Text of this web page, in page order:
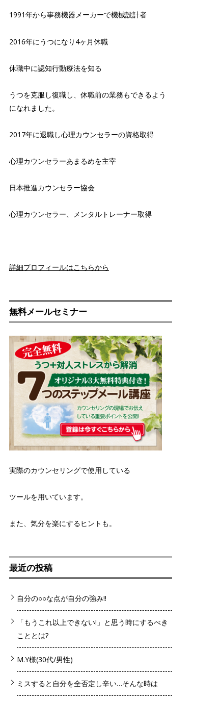
1991年から事務機器メーカーで機械設計者
2016年にうつになり4ヶ月休職
休職中に認知行動療法を知る
うつを克服し復職し、休職前の業務もできるよう
になれました。
2017年に退職し心理カウンセラーの資格取得
心理カウンセラーあまるめを主宰
日本推進カウンセラー協会
心理カウンセラー、メンタルトレーナー取得
詳細プロフィールはこちらから
無料メールセミナー
実際のカウンセリングで使用している
ツールを用いています。
また、気分を楽にするヒントも。
最近の投稿
自分の○○な点が自分の強み!!
「もうこれ以上できない!」と思う時にするべき
こととは?
M.Y様(30代/男性)
ミスすると自分を全否定し辛い…そんな時は